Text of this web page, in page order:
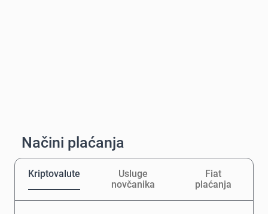
Načini plaćanja
Kriptovalute
Usluge
novčanika
Fiat
plaćanja